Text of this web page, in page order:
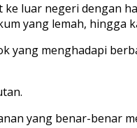
luar negeri dengan
yang lemah, hingga
yang menghadapi
yang benar-benar